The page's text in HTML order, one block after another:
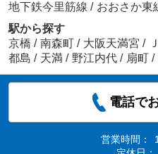
地下鉄今里筋線 / おおさか東
駅から探す
京橋 / 南森町 / 大阪天満宮 /
都島 / 天満 / 野江内代 / 扇町 /
電話で
営業時間：